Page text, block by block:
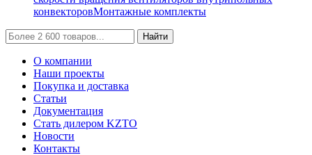
конвекторовМонтажные комплекты
Найти
О компании
Наши проекты
Покупка и доставка
Статьи
Документация
Стать дилером KZTO
Новости
Контакты